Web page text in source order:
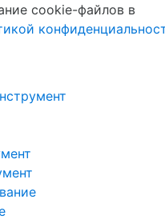
cookie-файлов в